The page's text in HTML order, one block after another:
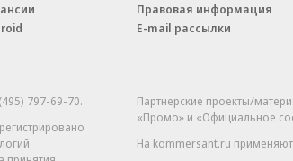
Правовая информация
E-mail рассылки
797-69-70.
Партнерские проекты/
«Промо» и «Официальное
На kommersant.ru